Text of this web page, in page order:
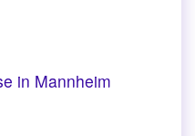
in Mannheim